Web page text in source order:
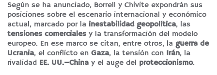
Según se ha anunciado, Borrell y Chivite expondrán sus
posiciones sobre el escenario internacional y económico
actual, marcado por la inestabilidad geopolítica, las
tensiones comerciales y la transformación del modelo
europeo. En ese marco se citan, entre otros, la guerra de
Ucrania, el conflicto en Gaza, la tensión con Irán, la
rivalidad EE. UU.–Chinay el auge del proteccionismo.